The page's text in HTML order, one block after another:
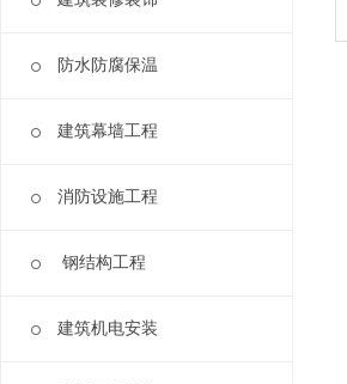
防水防腐保温
建筑幕墙工程
消防设施工程
钢结构工程
建筑机电安装